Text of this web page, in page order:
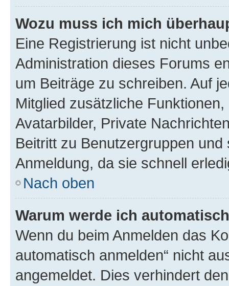
Wozu muss ich mich
Eine Registrierung ist nicht
Administration dieses Forums
um Beiträge zu schreiben. Auf
Mitglied zusätzliche
Avatarbilder, Private
Beitritt zu Benutzergruppen
Anmeldung, da sie schnell
Nach oben
Warum werde ich
Wenn du beim Anmelden das
automatisch anmelden“ nicht
angemeldet. Dies verhindert